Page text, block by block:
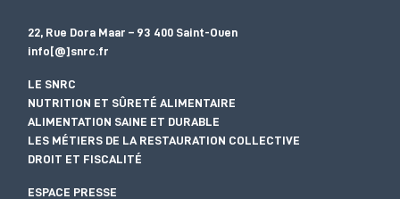
22, Rue Dora Maar – 93 400 Saint-Ouen
info[@]snrc.fr
LE SNRC
NUTRITION ET SÛRETÉ ALIMENTAIRE
ALIMENTATION SAINE ET DURABLE
LES MÉTIERS DE LA RESTAURATION COLLECTIVE
DROIT ET FISCALITÉ
ESPACE PRESSE